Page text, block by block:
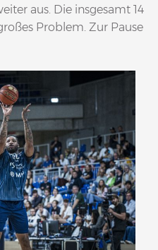
aus. Die insgesamt 14
Problem. Zur Pause